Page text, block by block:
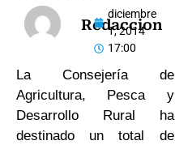
Redaccion
diciembre
1, 2014
17:00
La Consejería de
Agricultura, Pesca y
Desarrollo Rural ha
destinado un total de